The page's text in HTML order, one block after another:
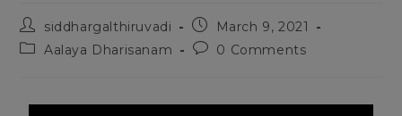
siddhargalthiruvadi
March 9, 2021
Aalaya Dharisanam
0 Comments